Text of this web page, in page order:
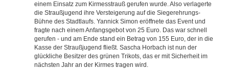
einem Einsatz zum Kirmesstrauß gerufen wurde. Also verlagerte
die Straußjugend ihre Versteigerung auf die Siegerehrungs-
Bühne des Stadtlaufs. Yannick Simon eröffnete das Event und
fragte nach einem Anfangsgebot von 25 Euro. Das war schnell
gerufen - und am Ende stand ein Betrag von 155 Euro, der in die
Kasse der Straußjugend fließt. Sascha Horbach ist nun der
glückliche Besitzer des grünen Trikots, das er mit Sicherheit im
nächsten Jahr an der Kirmes tragen wird.